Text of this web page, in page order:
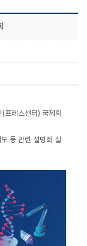
레스센터) 국제회
등 관련 설명회 실